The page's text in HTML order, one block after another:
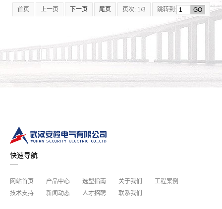
首页 上一页 下一页 尾页 页次: 1/3 跳转到:
快速导航
网站首页 产品中心 选型指南 关于我们
工程案例
技术支持
新闻动态 人才招聘 联系我们